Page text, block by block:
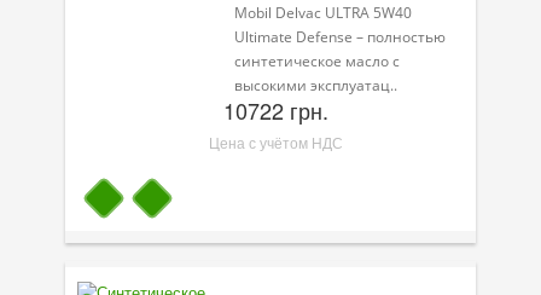
Трансмиссионные масла
Профи-серия
Mobil Delvac ULTRA 5W40
Ultimate Defense – полностью
синтетическое масло с
высокими эксплуатац..
10722 грн.
Цена с учётом НДС